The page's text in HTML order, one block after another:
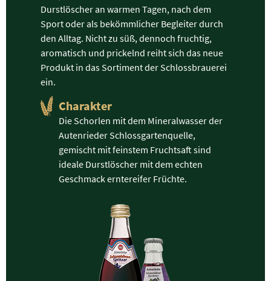
Durstlöscher an warmen Tagen, nach dem
Sport oder als bekömmlicher Begleiter durch
den Alltag. Nicht zu süß, dennoch fruchtig,
aromatisch und prickelnd reiht sich das neue
Produkt in das Sortiment der Schlossbrauerei
ein.
Charakter
Die Schorlen mit dem Mineralwasser der
Autenrieder Schlossgartenquelle,
gemischt mit feinstem Fruchtsaft sind
ideale Durstlöscher mit dem echten
Geschmack erntereifer Früchte.